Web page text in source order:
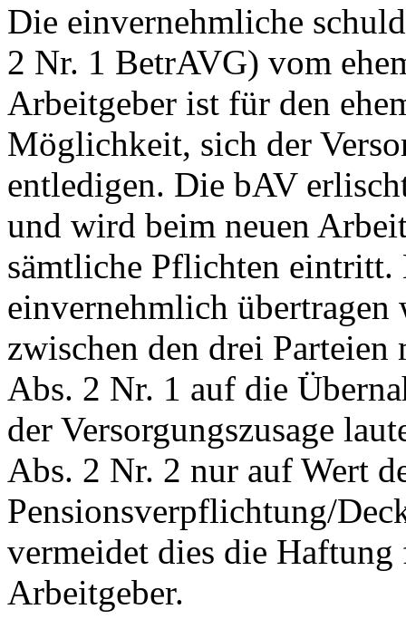
Die einvernehmliche
2 Nr. 1 BetrAVG) vom
Arbeitgeber ist für den
Möglichkeit, sich der
entledigen. Die bAV
und wird beim neuen
sämtliche Pflichten eintritt.
einvernehmlich übertragen
zwischen den drei Parteien
Abs. 2 Nr. 1 auf die
der Versorgungszusage
Abs. 2 Nr. 2 nur auf Wert
Pensionsverpflichtung/
vermeidet dies die
Arbeitgeber.